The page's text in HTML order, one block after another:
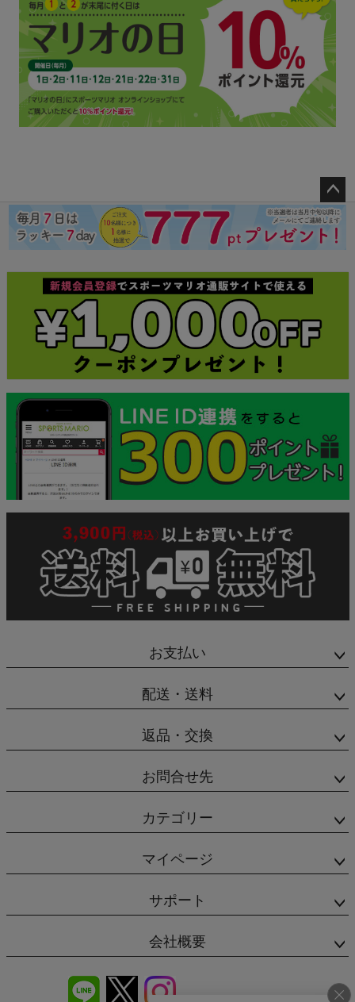
ペー
ジト
ップ
お支払い
配送・送料
返品・交換
お問合せ先
カテゴリー
マイページ
サポート
会社概要